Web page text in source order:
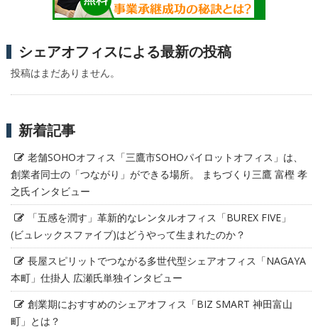
シェアオフィスによる最新の投稿
投稿はまだありません。
新着記事
老舗SOHOオフィス「三鷹市SOHOパイロットオフィス」は、
創業者同士の「つながり」ができる場所。 まちづくり三鷹 富樫 孝
之氏インタビュー
「五感を潤す」革新的なレンタルオフィス「BUREX FIVE」
(ビュレックスファイブ)はどうやって生まれたのか？
長屋スピリットでつながる多世代型シェアオフィス「NAGAYA
本町」仕掛人 広瀬氏単独インタビュー
創業期におすすめのシェアオフィス「BIZ SMART 神田富山
町」とは？